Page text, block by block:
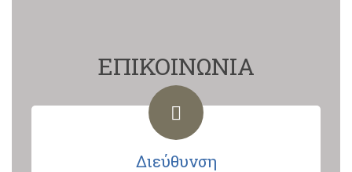
ΕΠΙΚΟΙΝΩΝΙΑ
Διεύθυνση